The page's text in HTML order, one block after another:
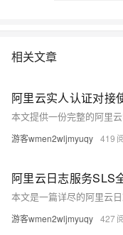
相关文章
游客wmen2wljmyuqy 419
阿里云日志服务SLS
游客wmen2wljmyuqy 427